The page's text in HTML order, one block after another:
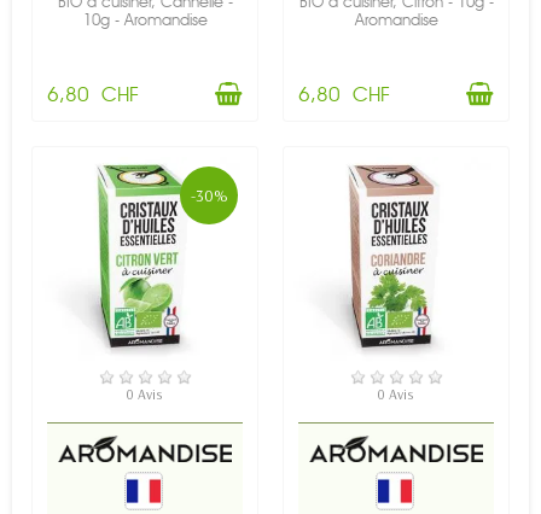
10g - Aromandise
6,80 CHF
Aromandise
6,80 CHF
-30%
EN STOCK
0 Avis
EN STOCK
0 Avis